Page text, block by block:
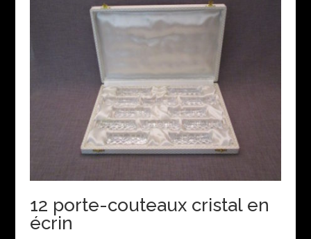
12 porte-couteaux cristal en
écrin